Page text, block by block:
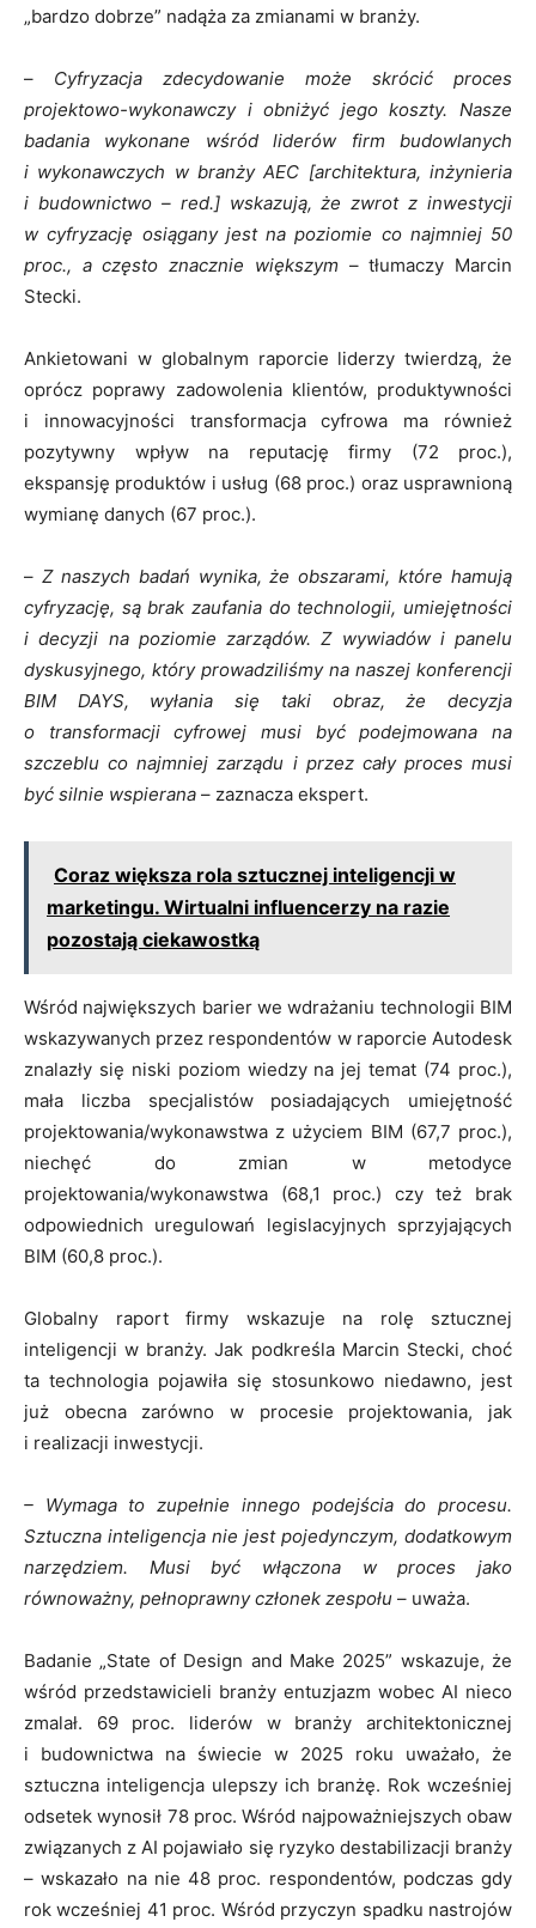
„bardzo dobrze” nadąża za zmianami w branży.
– Cyfryzacja zdecydowanie może skrócić proces
projektowo-wykonawczy i obniżyć jego koszty. Nasze
badania wykonane wśród liderów firm budowlanych
i wykonawczych w branży AEC [architektura, inżynieria
i budownictwo – red.] wskazują, że zwrot z inwestycji
w cyfryzację osiągany jest na poziomie co najmniej 50
proc., a często znacznie większym – tłumaczy Marcin
Stecki.
Ankietowani w globalnym raporcie liderzy twierdzą, że
oprócz poprawy zadowolenia klientów, produktywności
i innowacyjności transformacja cyfrowa ma również
pozytywny wpływ na reputację firmy (72 proc.),
ekspansję produktów i usług (68 proc.) oraz usprawnioną
wymianę danych (67 proc.).
– Z naszych badań wynika, że obszarami, które hamują
cyfryzację, są brak zaufania do technologii, umiejętności
i decyzji na poziomie zarządów. Z wywiadów i panelu
dyskusyjnego, który prowadziliśmy na naszej konferencji
BIM DAYS, wyłania się taki obraz, że decyzja
o transformacji cyfrowej musi być podejmowana na
szczeblu co najmniej zarządu i przez cały proces musi
być silnie wspierana – zaznacza ekspert.
Coraz większa rola sztucznej inteligencji w
marketingu. Wirtualni influencerzy na razie
pozostają ciekawostką
Wśród największych barier we wdrażaniu technologii BIM
wskazywanych przez respondentów w raporcie Autodesk
znalazły się niski poziom wiedzy na jej temat (74 proc.),
mała liczba specjalistów posiadających umiejętność
projektowania/wykonawstwa z użyciem BIM (67,7 proc.),
niechęć do zmian w metodyce
projektowania/wykonawstwa (68,1 proc.) czy też brak
odpowiednich uregulowań legislacyjnych sprzyjających
BIM (60,8 proc.).
Globalny raport firmy wskazuje na rolę sztucznej
inteligencji w branży. Jak podkreśla Marcin Stecki, choć
ta technologia pojawiła się stosunkowo niedawno, jest
już obecna zarówno w procesie projektowania, jak
i realizacji inwestycji.
– Wymaga to zupełnie innego podejścia do procesu.
Sztuczna inteligencja nie jest pojedynczym, dodatkowym
narzędziem. Musi być włączona w proces jako
równoważny, pełnoprawny członek zespołu – uważa.
Badanie „State of Design and Make 2025” wskazuje, że
wśród przedstawicieli branży entuzjazm wobec AI nieco
zmalał. 69 proc. liderów w branży architektonicznej
i budownictwa na świecie w 2025 roku uważało, że
sztuczna inteligencja ulepszy ich branżę. Rok wcześniej
odsetek wynosił 78 proc. Wśród najpoważniejszych obaw
związanych z AI pojawiało się ryzyko destabilizacji branży
– wskazało na nie 48 proc. respondentów, podczas gdy
rok wcześniej 41 proc. Wśród przyczyn spadku nastrojów